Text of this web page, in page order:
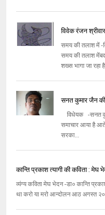
विवेक रंजन
समय की तलाश में -
समय की तलाश
शख्स भागा जा रहा
सनत कुमार जैन
विधेयक -सनत
समाचार आया है आते
सरका...
कान्ति प्रकाश त्यागी की कविता : मेघ
व्यंग्य कविता मेघ भेदन -डा० कान्ति
था करो या मरो आन्दोलन आठ अगस्त